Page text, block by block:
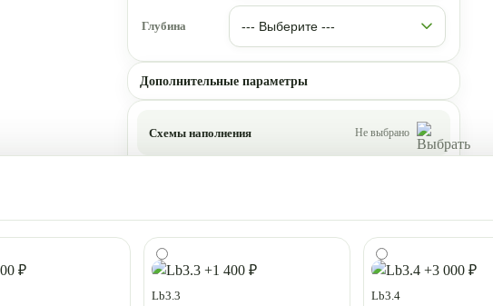
Глубина
Дополнительные параметры
Схемы наполнения Не выбрано
Lb3.3
Lb3.4